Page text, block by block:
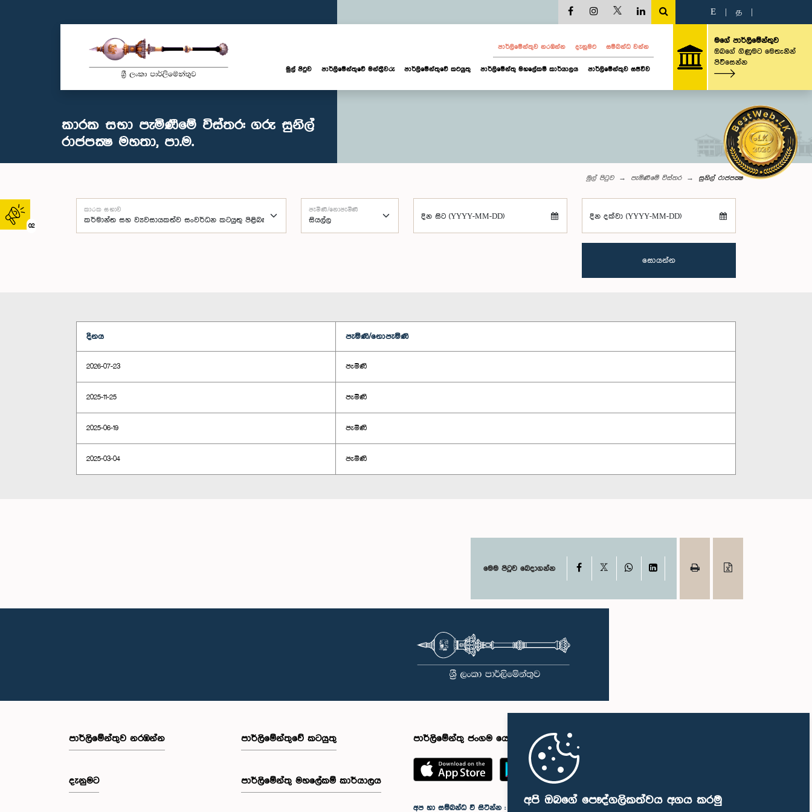
අපි ඔබගේ පෞද්ගලිකත්වය අගය කරමු
02
E த
පාර්ලි‌මේන්තුව නරඹන්න දැනුමට සම්බන්ධ වන්න
මුල් පිටුව පාර්ලි‌මේන්තුවේ මන්ත්‍රීවරු පාර්ලිමේන්තුවේ කටයුතු පාර්ලිමේන්තු මහලේකම් කාර්යාලය පාර්ලිමේන්තුව සජීවීව
මගේ පාර්ලිමේන්තුව
ඔබගේ ගිණුමට මෙතැනින්
පිවිසෙන්න
කාරක සභා පැමිණීමේ විස්තර: ගරු සුනිල්
රාජපක්‍ෂ මහතා, පා.ම.
මුල් පිටුව පැමිණීමේ විස්තර සුනිල් රාජපක්‍ෂ
කාරක සභාව පැමිණි/නොපැමිණි
දින සිට (YYYY-MM-DD) දින දක්වා (YYYY-MM-DD)
සොයන්න
දිනය පැමිණි/නොපැමිණි
2026-07-23 පැමිණි
2025-11-25 පැමිණි
2025-06-19 පැමිණි
2025-03-04 පැමිණි
මෙම පිටුව බෙදාගන්න Facebook WhatsAppLinkedIn
පාර්ලි‌මේන්තුව නරඹන්න
දැනුමට
පාර්ලිමේන්තුවේ කටයුතු
පාර්ලිමේන්තු මහලේකම් කාර්යාලය
පාර්ලිමේන්තු ජංගම යෙදුම
අප හා සම්බන්ධ වී සිටින්න :